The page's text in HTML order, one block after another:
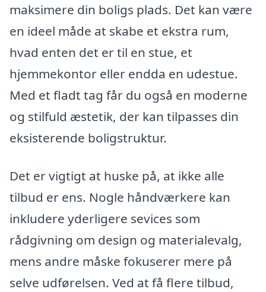
maksimere din boligs plads. Det kan være
en ideel måde at skabe et ekstra rum,
hvad enten det er til en stue, et
hjemmekontor eller endda en udestue.
Med et fladt tag får du også en moderne
og stilfuld æstetik, der kan tilpasses din
eksisterende boligstruktur.
Det er vigtigt at huske på, at ikke alle
tilbud er ens. Nogle håndværkere kan
inkludere yderligere sevices som
rådgivning om design og materialevalg,
mens andre måske fokuserer mere på
selve udførelsen. Ved at få flere tilbud,